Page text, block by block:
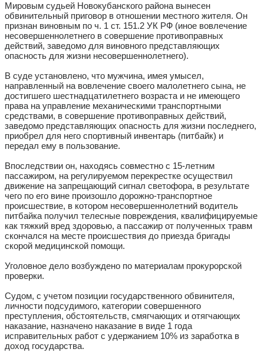
Мировым судьей Новокубанского района вынесен
обвинительный приговор в отношении местного жителя. Он
признан виновным по ч. 1 ст. 151.2 УК РФ (иное вовлечение
несовершеннолетнего в совершение противоправных
действий, заведомо для виновного представляющих
опасность для жизни несовершеннолетнего).
В суде установлено, что мужчина, имея умысел,
направленный на вовлечение своего малолетнего сына, не
достигшего шестнадцатилетнего возраста и не имеющего
права на управление механическими транспортными
средствами, в совершение противоправных действий,
заведомо представляющих опасность для жизни последнего,
приобрел для него спортивный инвентарь (питбайк) и
передал ему в пользование.
Впоследствии он, находясь совместно с 15-летним
пассажиром, на регулируемом перекрестке осуществил
движение на запрещающий сигнал светофора, в результате
чего по его вине произошло дорожно-транспортное
происшествие, в котором несовершеннолетний водитель
питбайка получил телесные повреждения, квалифицируемые
как тяжкий вред здоровью, а пассажир от полученных травм
скончался на месте происшествия до приезда бригады
скорой медицинской помощи.
Уголовное дело возбуждено по материалам прокурорской
проверки.
Судом, с учетом позиции государственного обвинителя,
личности подсудимого, категории совершенного
преступления, обстоятельств, смягчающих и отягчающих
наказание, назначено наказание в виде 1 года
исправительных работ с удержанием 10% из заработка в
доход государства.